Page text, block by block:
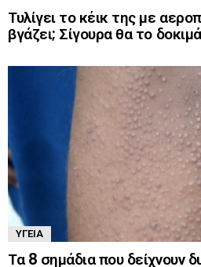
Τυλίγει το κέικ της με
βγάζει; Σίγουρα θα το
ΥΓΕΊΑ
Τα 8 σημάδια που δείχνουν